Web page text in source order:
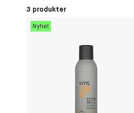
3 produkter
Nyhet